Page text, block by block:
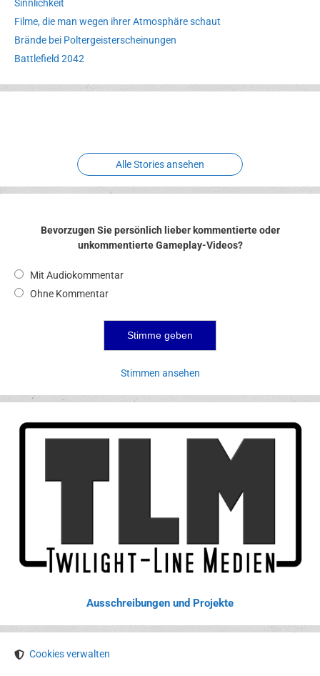
Sinnlichkeit
Filme, die man wegen ihrer Atmosphäre schaut
Brände bei Poltergeisterscheinungen
Battlefield 2042
Erlebnispark
Verbotene
Alle Stories ansehen
Bevorzugen Sie persönlich lieber kommentierte oder
unkommentierte Gameplay-Videos?
Mit Audiokommentar
Ohne Kommentar
Stimmen ansehen
Ausschreibungen und Projekte
Cookies verwalten